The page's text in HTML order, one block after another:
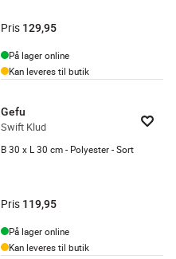
Pris 129,95
På lager online
Kan leveres til butik
Gefu
Swift Klud
B 30 x L 30 cm - Polyester - Sort
Pris 119,95
På lager online
Kan leveres til butik